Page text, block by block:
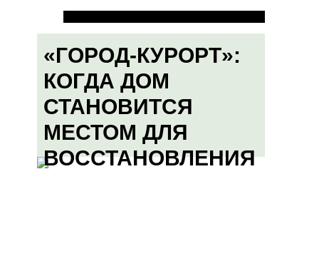
«ГОРОД-КУРОРТ»:
КОГДА ДОМ
СТАНОВИТСЯ
МЕСТОМ ДЛЯ
ВОССТАНОВЛЕНИЯ